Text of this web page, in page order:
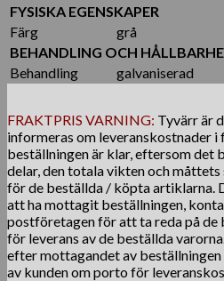
FYSISKA EGENSKAPER
Färg
grå
BEHANDLING OCH
Behandling
galvaniserad
FRAKTPRIS VARNING: Tyvärr är
informeras om leveranskostnader i
beställningen är klar, eftersom det
delar, den totala vikten och
för de beställda / köpta artiklarna.
att ha mottagit beställningen,
postföretagen för att ta reda på
för leverans av de beställda
efter mottagandet av
av kunden om porto för